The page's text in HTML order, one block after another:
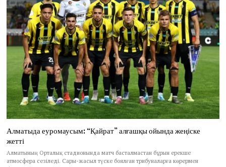
Алматыда еуромаусым: “Қайрат” алғашқы ойында жеңіске
жетті
Алматының Орталық стадионында матч басталмастан бұрын ерекше
атмосфера сезіледі. Сары-жасыл түске боялған трибуналарға көрермен